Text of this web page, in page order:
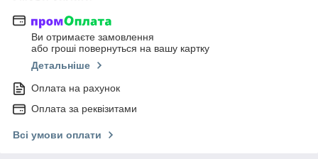
Ви отримаєте замовлення
або гроші повернуться на вашу картку
Детальніше
Оплата на рахунок
Оплата за реквізитами
Всі умови оплати